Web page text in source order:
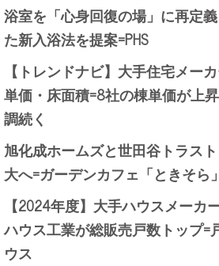
浴室を「心身回復の場」に再定
た新入浴法を提案=PHS
【トレンドナビ】大手住宅メー
単価・床面積=8社の棟単価が上
調続く
旭化成ホームズと世田谷トラス
大へ=ガーデンカフェ「ときそら
【2024年度】大手ハウスメーカ
ハウス工業が総販売戸数トップ=
ウス